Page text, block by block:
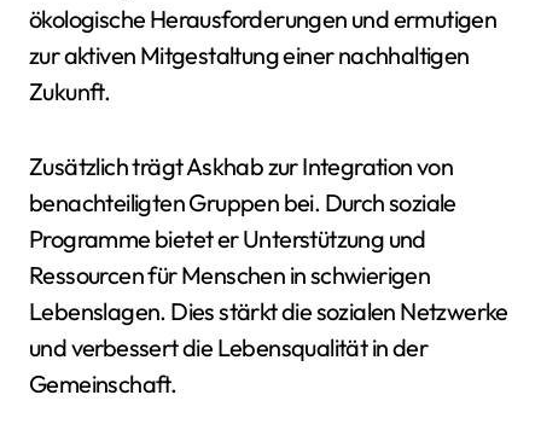
ökologische Herausforderungen und ermutigen
zur aktiven Mitgestaltung einer nachhaltigen
Zukunft.
Zusätzlich trägt Askhab zur Integration von
benachteiligten Gruppen bei. Durch soziale
Programme bietet er Unterstützung und
Ressourcen für Menschen in schwierigen
Lebenslagen. Dies stärkt die sozialen Netzwerke
und verbessert die Lebensqualität in der
Gemeinschaft.